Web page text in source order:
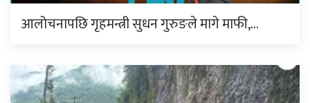
आलोचनापछि गृहमन्त्री सुधन गुरुङले मागे माफी,…